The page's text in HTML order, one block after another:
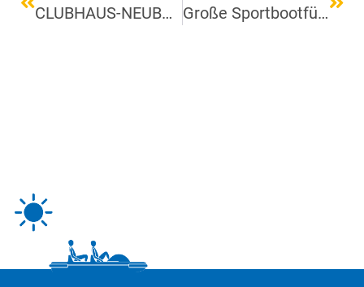
CLUBHAUS-NEUBAU Große Sportbootführerscheinprüfung in Nordhorn !